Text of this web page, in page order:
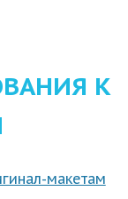
К
макетам